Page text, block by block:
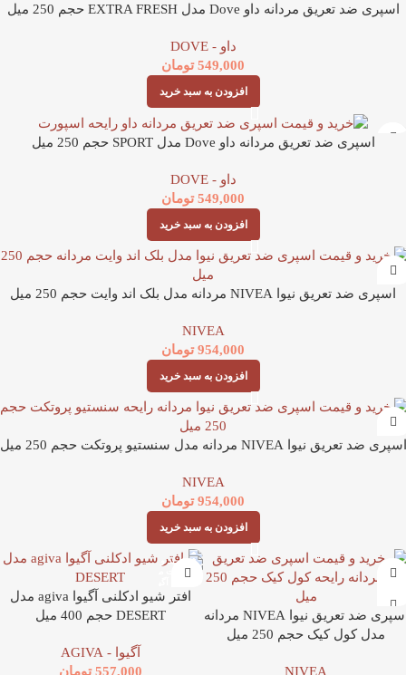
اسپری ضد تعریق مردانه داو Dove مدل EXTRA FRESH حجم 250 میل
داو - DOVE
549,000 تومان
افزودن به سبد خرید
اسپری ضد تعریق مردانه داو Dove مدل SPORT حجم 250 میل
داو - DOVE
549,000 تومان
افزودن به سبد خرید
اسپری ضد تعریق نیوا NIVEA مردانه مدل بلک اند وایت حجم 250 میل
NIVEA
954,000 تومان
افزودن به سبد خرید
اسپری ضد تعریق نیوا NIVEA مردانه مدل سنستیو پروتکت حجم 250 میل
NIVEA
954,000 تومان
افزودن به سبد خرید
اسپری ضد تعریق نیوا NIVEA مردانه
مدل کول کیک حجم 250 میل
NIVEA
افتر شیو ادکلنی آگیوا agiva مدل
DESERT حجم 400 میل
آگیوا - AGIVA
557,000 تومان